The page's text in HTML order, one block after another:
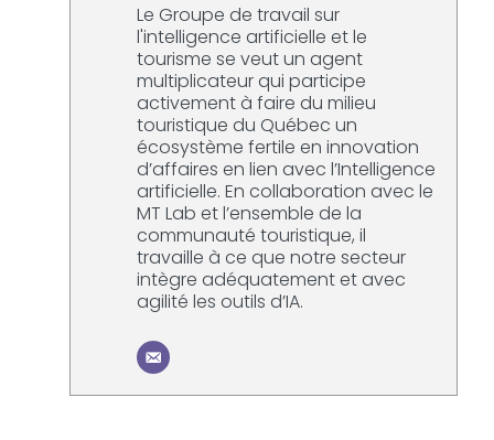
Le Groupe de travail sur
l'intelligence artificielle et le
tourisme se veut un agent
multiplicateur qui participe
activement à faire du milieu
touristique du Québec un
écosystème fertile en innovation
d’affaires en lien avec l’Intelligence
artificielle. En collaboration avec le
MT Lab et l’ensemble de la
communauté touristique, il
travaille à ce que notre secteur
intègre adéquatement et avec
agilité les outils d’IA.